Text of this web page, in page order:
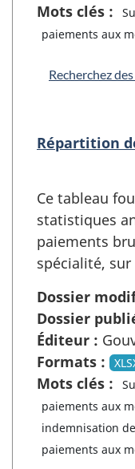
Mots clés :
paiements aux
Recherchez
Répartition
Ce tableau
statistiques
paiements
spécialité,
Dossier
Dossier
Éditeur :
Formats :
Mots clés :
paiements aux
indemnisation
paiements aux